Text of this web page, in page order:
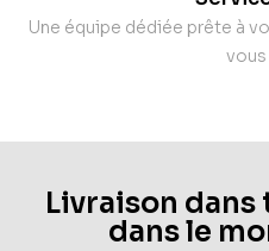
Une équipe dédiée prête à
Livraison dans
dans le